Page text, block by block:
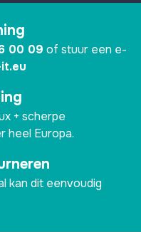
00 09 of stuur een e-
+ scherpe
heel Europa.
kan dit eenvoudig